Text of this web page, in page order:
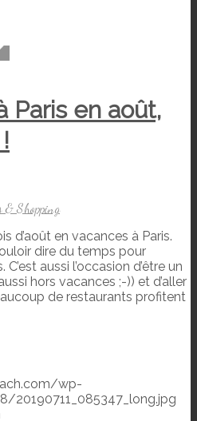
Paris en août,
& Shopping
d’août en vacances à Paris.
dire du temps pour
aussi l’occasion d’être un
hors vacances ;-)) et d’aller
de restaurants profitent
wp-